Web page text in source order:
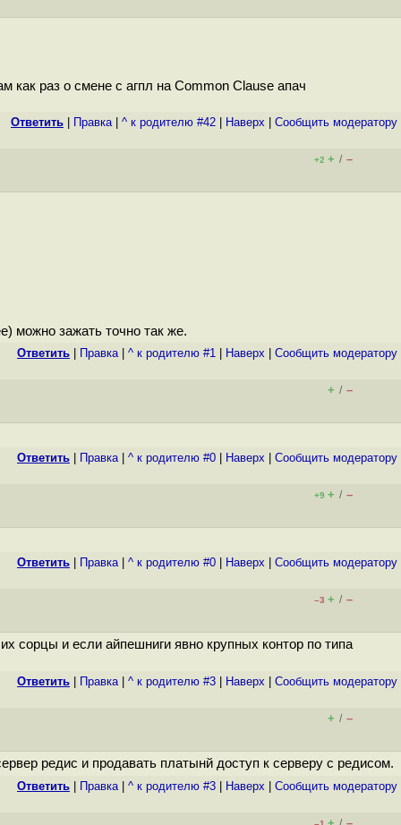
как раз о смене с агпл на Common Clause апач
Ответить Правка| ^ к родителю #42 Наверх Cообщить модератору
+2 + / –
можно зажать точно так же.
Ответить Правка| ^ к родителю #1 Наверх Cообщить модератору
+ / –
Ответить Правка| ^ к родителю #0 Наверх Cообщить модератору
+9 + / –
Ответить Правка| ^ к родителю #0 Наверх Cообщить модератору
–3 + / –
сорцы и если айпешниги явно крупных контор по типа
Ответить Правка| ^ к родителю #3 Наверх Cообщить модератору
+ / –
редис и продавать платынй доступ к серверу с редисом.
Ответить Правка| ^ к родителю #3 Наверх Cообщить модератору